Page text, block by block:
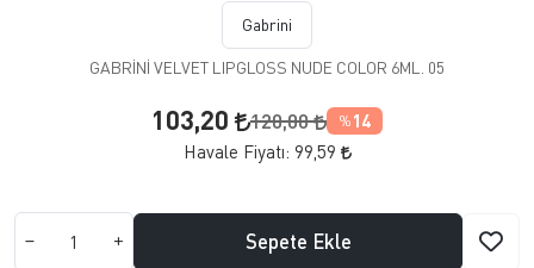
Gabrini
GABRİNİ VELVET LIPGLOSS NUDE COLOR 6ML. 05
103,20 120,00 % 14
Havale Fiyatı: 99,59
Sepete Ekle